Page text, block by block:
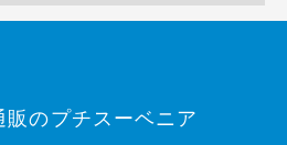
販のプチスーベニア